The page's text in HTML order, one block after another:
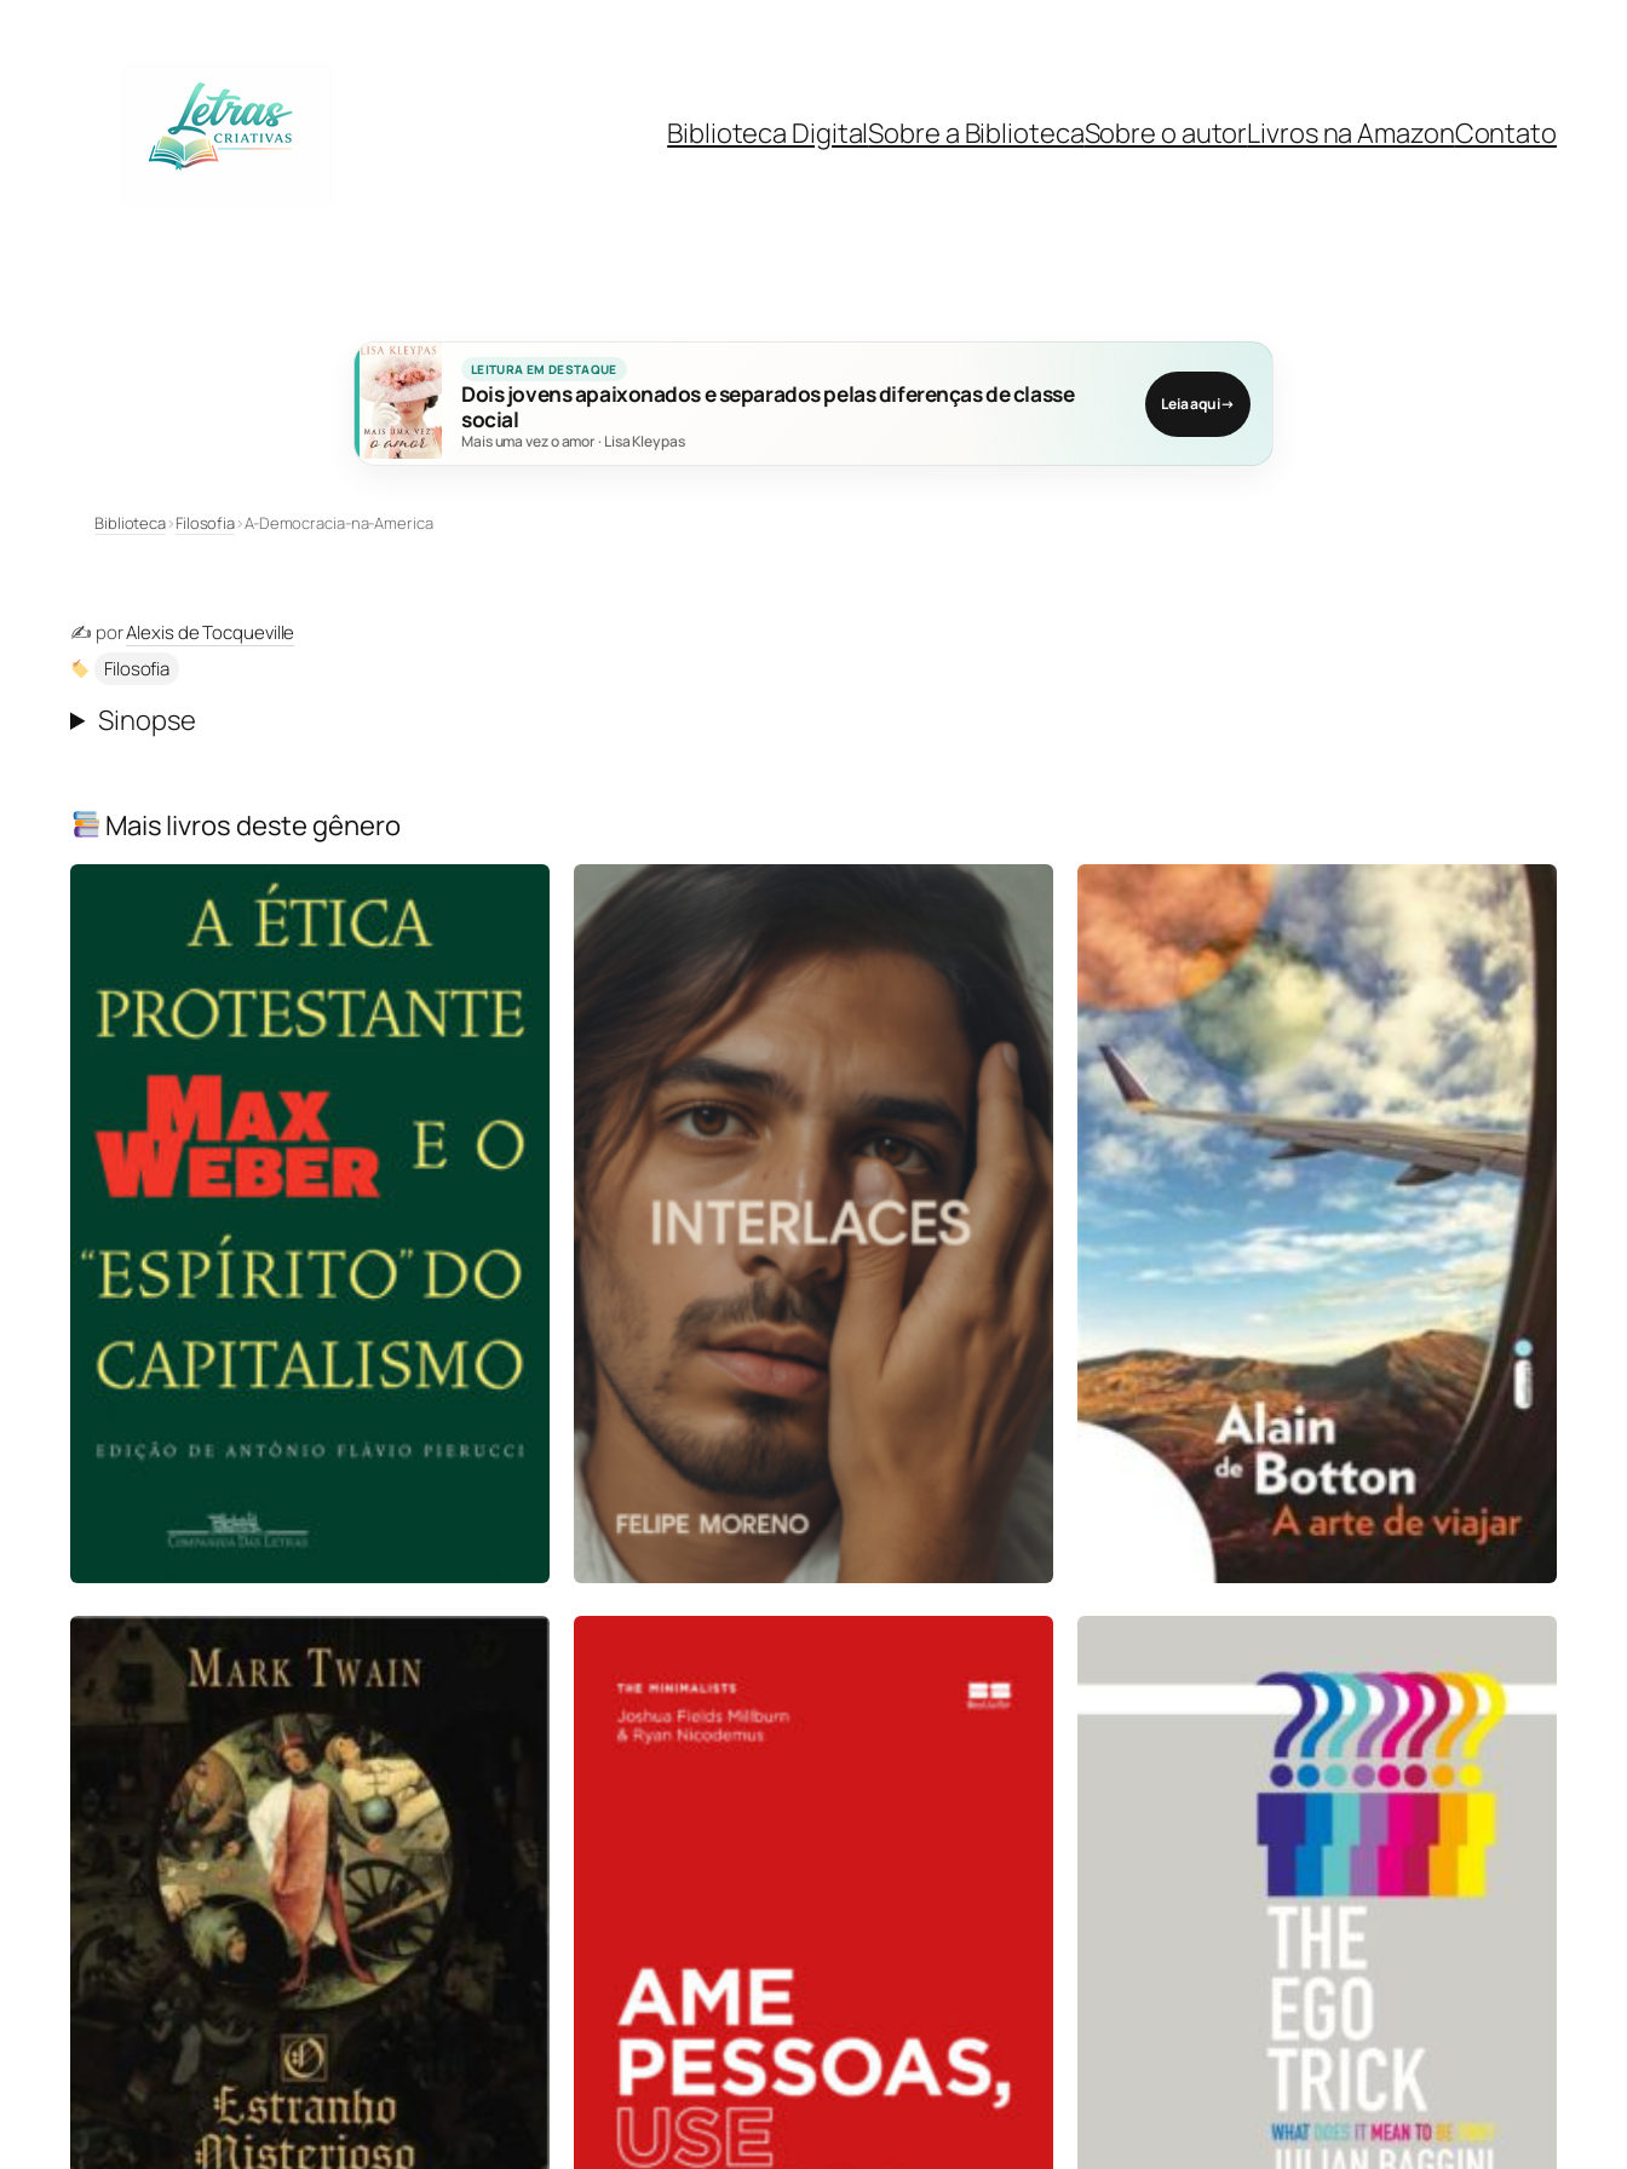
Biblioteca DigitalSobre a BibliotecaSobre o autorLivros na AmazonContato
LEITURA EM DESTAQUE
Dois jovens apaixonados e separados pelas diferenças de classe
social
Mais uma vez o amor · Lisa Kleypas
Leia aqui→
Biblioteca›Filosofia›A-Democracia-na-America
✍️ porAlexis de Tocqueville
Filosofia
Sinopse
Mais livros deste gênero